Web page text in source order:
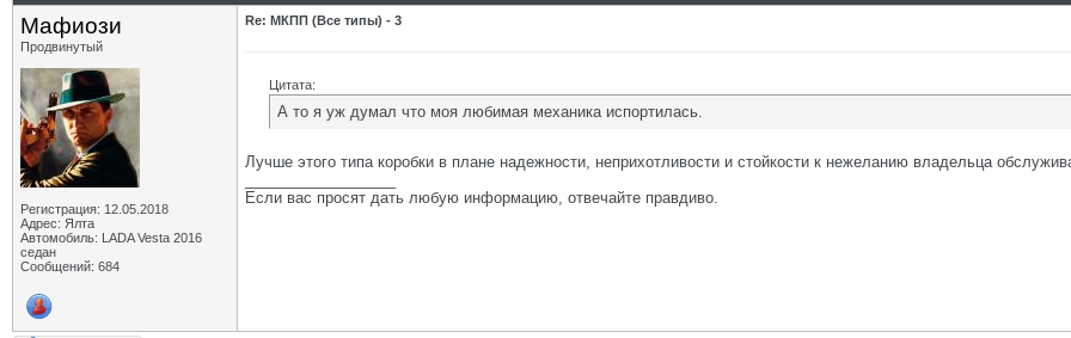
Мафиози
Продвинутый
Регистрация: 12.05.2018
Адрес: Ялта
Автомобиль: LADA Vesta 2016
седан
Сообщений: 684
Re: МКПП (Все типы) - 3
Цитата:
А то я уж думал что моя любимая механика испортилась.
Лучше этого типа коробки в плане надежности, неприхотливости и стойкости к нежеланию владельца
Если вас просят дать любую информацию, отвечайте правдиво.